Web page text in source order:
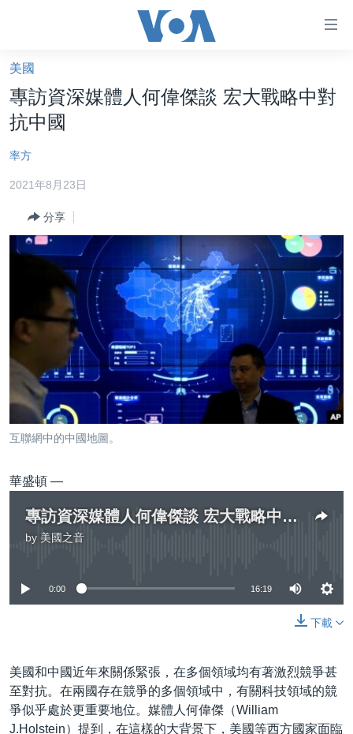
礙
鏈
接
跳
轉
內
到
索
美國大選2024
海外港人
新聞自由
中國
國際
經貿
視頻
VOA 60秒 (國際)
美國專訊
視頻存檔
時事經緯
新聞音頻
海外港人
美國透視
國語
關注我們
美國
專訪資深媒體人何偉傑談 宏大戰略中對
抗中國
率方
2021年8月23日
分享
互聯網中的中國地圖。
華盛頓 —
專訪資深媒體人何偉傑談 宏大戰略中對抗中國
by 美國之音
0:00 16:19
下載
美國和中國近年來關係緊張，在多個領域均有著激烈競爭甚
至對抗。在兩國存在競爭的多個領域中，有關科技領域的競
爭似乎處於更重要地位。媒體人何偉傑（William
J.Holstein）提到，在這樣的大背景下，美國等西方國家面臨